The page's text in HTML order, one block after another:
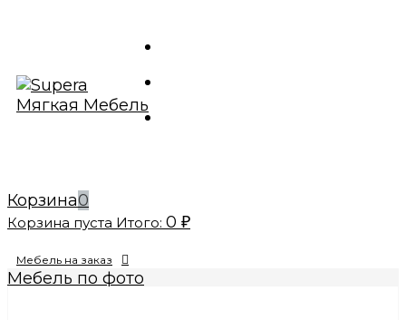
Корзина0
Корзина пуста Итого: 0 ₽
Мебель на заказ
Мебель по фото